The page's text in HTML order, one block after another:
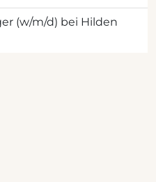
(w/m/d) bei Hilden